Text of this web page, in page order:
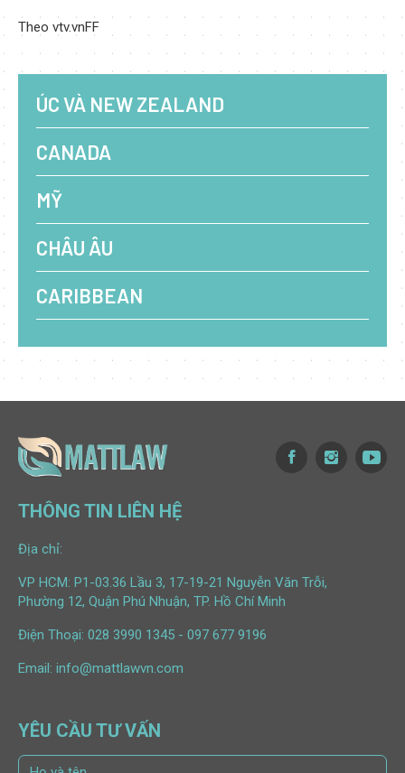
Theo vtv.vnFF
ÚC VÀ NEW ZEALAND
CANADA
MỸ
CHÂU ÂU
CARIBBEAN
THÔNG TIN LIÊN HỆ
Địa chỉ:
VP HCM: P1-03.36 Lầu 3, 17-19-21 Nguyễn Văn Trỗi,
Phường 12, Quận Phú Nhuận, TP. Hồ Chí Minh
Điện Thoại: 028 3990 1345 - 097 677 9196
Email: info@mattlawvn.com
YÊU CẦU TƯ VẤN